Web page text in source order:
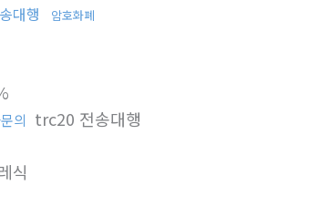
대행
암호화폐
의 trc20 전송대행
식